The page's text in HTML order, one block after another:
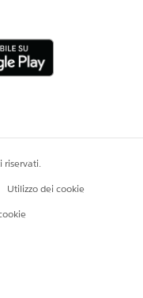
ユーザグル
ループ
グループ）